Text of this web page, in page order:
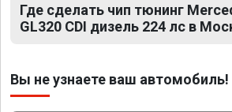
Где сделать чип тюнинг
GL320 CDI дизель 224 лс в
Вы не узнаете ваш автомобиль!